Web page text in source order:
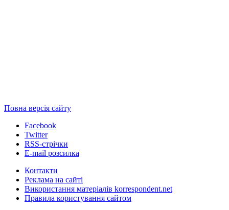
Повна версія сайту
Facebook
Twitter
RSS-стрічки
E-mail розсилка
Контакти
Реклама на сайті
Використання матеріалів korrespondent.net
Правила користування сайтом